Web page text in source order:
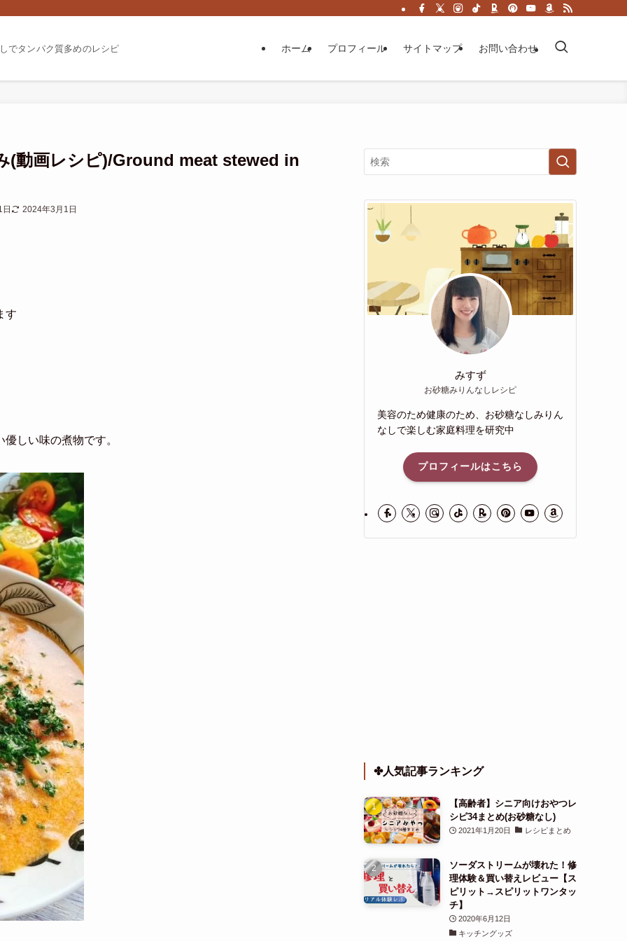
でタンパク質多めのレシピ ホーム プロフィール サイトマップ お問い合わせ
(動画レシピ)/Ground meat stewed in
2024年3月1日
す
しい味の煮物です。
みすず
お砂糖みりんなしレシピ
美容のため健康のため、お砂糖なしみりん
なしで楽しむ家庭料理を研究中
プロフィールはこちら
✤人気記事ランキング
【高齢者】シニア向けおやつレ
シピ34まとめ(お砂糖なし)
2021年1月20日 レシピまとめ
ソーダストリームが壊れた！修
理体験＆買い替えレビュー【ス
ピリット→スピリットワンタッ
チ】
2020年6月12日
キッチングッズ